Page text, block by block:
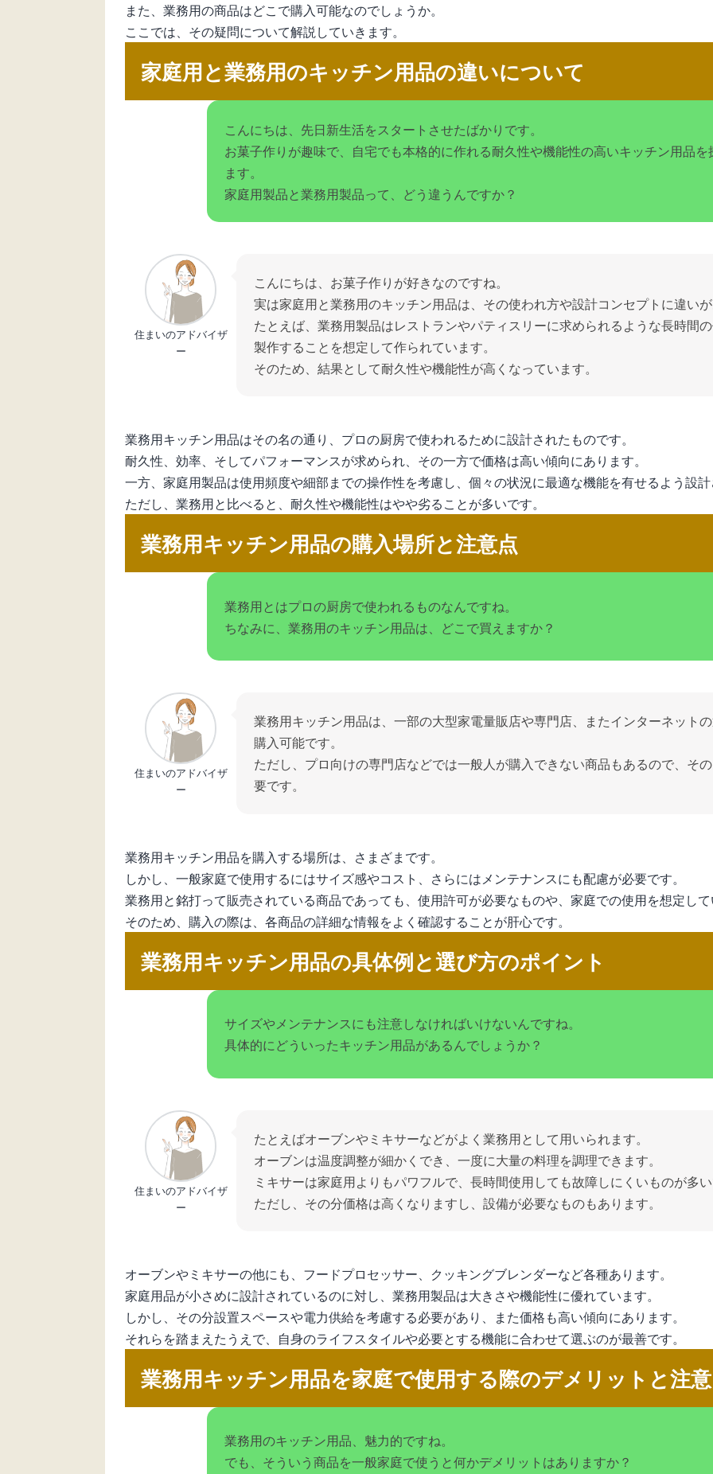
また、業務用の商品はどこで購入可能なのでしょうか。
ここでは、その疑問について解説していきます。
家庭用と業務用のキッチン用品の違いについて
こんにちは、先日新生活をスタートさせたばかりです。
お菓子作りが趣味で、自宅でも本格的に作れる耐久性や機能性の高いキッチン用品を
ます。
家庭用製品と業務用製品って、どう違うんですか？
住まいのアドバイザ
ー
こんにちは、お菓子作りが好きなのですね。
実は家庭用と業務用のキッチン用品は、その使われ方や設計コンセプトに違い
たとえば、業務用製品はレストランやパティスリーに求められるような長時間
製作することを想定して作られています。
そのため、結果として耐久性や機能性が高くなっています。
業務用キッチン用品はその名の通り、プロの厨房で使われるために設計されたものです。
耐久性、効率、そしてパフォーマンスが求められ、その一方で価格は高い傾向にあります。
一方、家庭用製品は使用頻度や細部までの操作性を考慮し、個々の状況に最適な機能を有せるよう設
ただし、業務用と比べると、耐久性や機能性はやや劣ることが多いです。
業務用キッチン用品の購入場所と注意点
業務用とはプロの厨房で使われるものなんですね。
ちなみに、業務用のキッチン用品は、どこで買えますか？
住まいのアドバイザ
ー
業務用キッチン用品は、一部の大型家電量販店や専門店、またインターネット
購入可能です。
ただし、プロ向けの専門店などでは一般人が購入できない商品もあるので、そ
要です。
業務用キッチン用品を購入する場所は、さまざまです。
しかし、一般家庭で使用するにはサイズ感やコスト、さらにはメンテナンスにも配慮が必要です。
業務用と銘打って販売されている商品であっても、使用許可が必要なものや、家庭での使用を想定し
そのため、購入の際は、各商品の詳細な情報をよく確認することが肝心です。
業務用キッチン用品の具体例と選び方のポイント
サイズやメンテナンスにも注意しなければいけないんですね。
具体的にどういったキッチン用品があるんでしょうか？
住まいのアドバイザ
ー
たとえばオーブンやミキサーなどがよく業務用として用いられます。
オーブンは温度調整が細かくでき、一度に大量の料理を調理できます。
ミキサーは家庭用よりもパワフルで、長時間使用しても故障しにくいものが多
ただし、その分価格は高くなりますし、設備が必要なものもあります。
オーブンやミキサーの他にも、フードプロセッサー、クッキングブレンダーなど各種あります。
家庭用品が小さめに設計されているのに対し、業務用製品は大きさや機能性に優れています。
しかし、その分設置スペースや電力供給を考慮する必要があり、また価格も高い傾向にあります。
それらを踏まえたうえで、自身のライフスタイルや必要とする機能に合わせて選ぶのが最善です。
業務用キッチン用品を家庭で使用する際のデメリットと注
業務用のキッチン用品、魅力的ですね。
でも、そういう商品を一般家庭で使うと何かデメリットはありますか？